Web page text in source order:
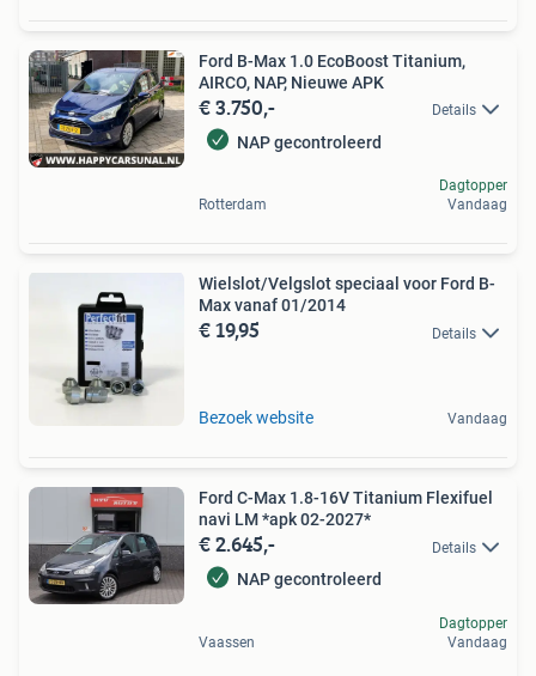
Ford B-Max 1.0 EcoBoost Titanium,
AIRCO, NAP, Nieuwe APK
€ 3.750,- Details
NAP gecontroleerd
Rotterdam
Dagtopper
Vandaag
Wielslot/Velgslot speciaal voor Ford B-
Max vanaf 01/2014
€ 19,95 Details
Bezoek website Vandaag
Ford C-Max 1.8-16V Titanium Flexifuel
navi LM *apk 02-2027*
€ 2.645,- Details
NAP gecontroleerd
Vaassen
Dagtopper
Vandaag